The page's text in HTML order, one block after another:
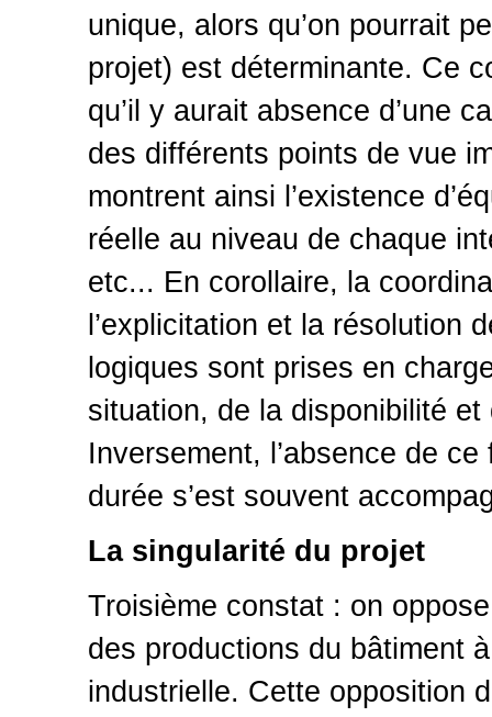
unique, alors qu’on pourrait
projet) est déterminante. Ce
qu’il y aurait absence d’une
des différents points de vue
montrent ainsi l’existence
réelle au niveau de chaque
etc... En corollaire, la
l’explicitation et la résolution
logiques sont prises en
situation, de la disponibilité
Inversement, l’absence de
durée s’est souvent
La singularité du projet
Troisième constat : on
des productions du bâtiment
industrielle. Cette opposition